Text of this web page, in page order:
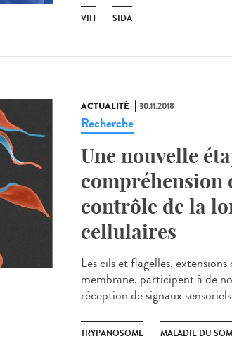
VIH SIDA
ACTUALITÉ 30.11.2018
Recherche
Une nouvelle
compréhension
contrôle de la
cellulaires
Les cils et flagelles,
membrane, participent à de
réception de signaux
TRYPANOSOME MALADIE DU